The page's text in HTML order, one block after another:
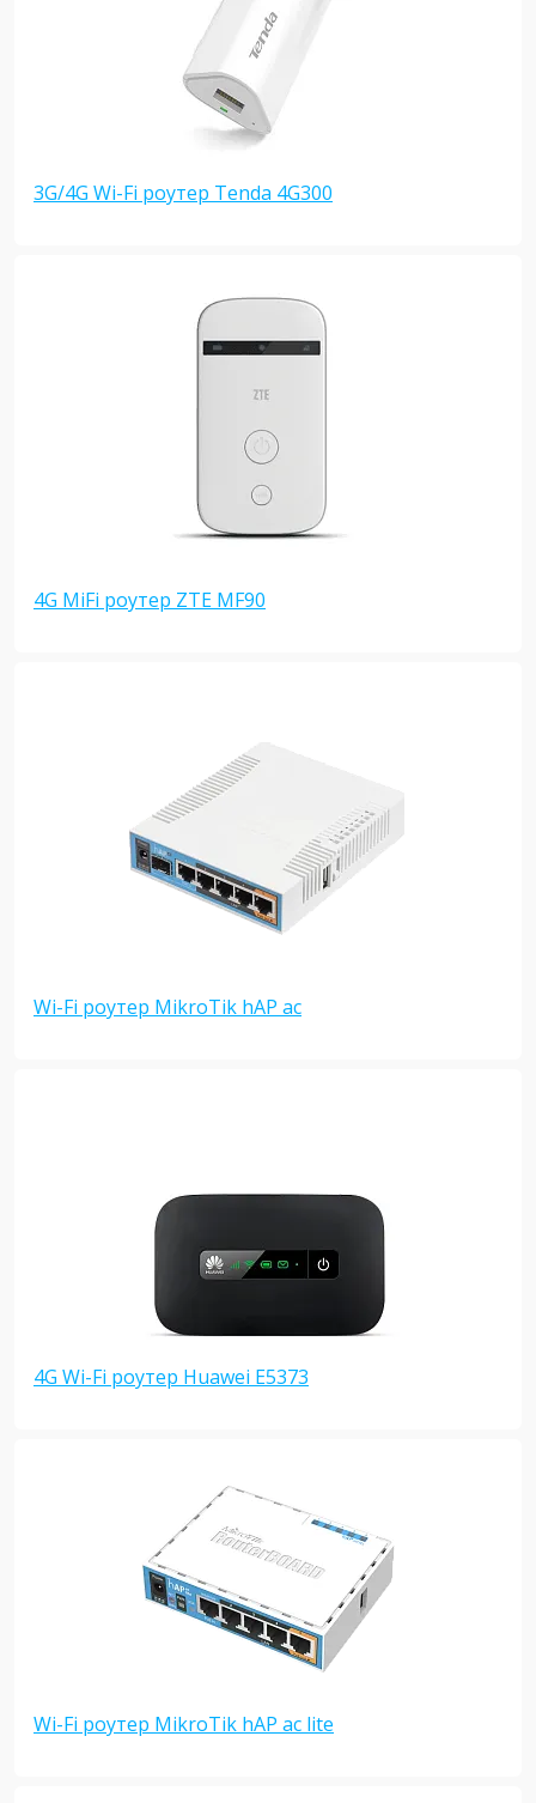
3G/4G Wi-Fi роутер Tenda 4G300
4G MiFi роутер ZTE MF90
Wi-Fi роутер MikroTik hAP ac
4G Wi-Fi роутер Huawei E5373
Wi-Fi роутер MikroTik hAP ac lite